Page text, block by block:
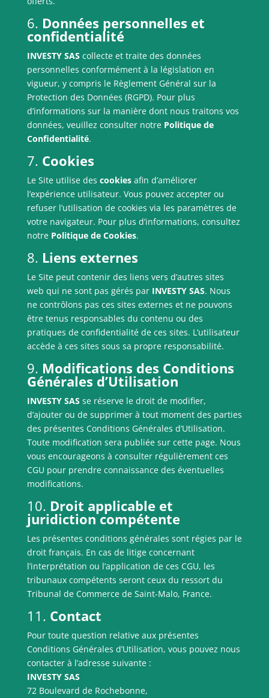
6. Données personnelles et
confidentialité
INVESTY SAScollecte et traite des données
personnelles conformément à la législation en
vigueur, y compris le Règlement Général sur la
Protection des Données (RGPD). Pour plus
d’informations sur la manière dont nous traitons vos
données, veuillez consulter notre Politique de
Confidentialité.
7. Cookies
Le Site utilise des cookiesafin d’améliorer
l’expérience utilisateur. Vous pouvez accepter ou
refuser l’utilisation de cookies via les paramètres de
votre navigateur. Pour plus d’informations, consultez
notre Politique de Cookies.
8. Liens externes
Le Site peut contenir des liens vers d’autres sites
web qui ne sont pas gérés par INVESTY SAS. Nous
ne contrôlons pas ces sites externes et ne pouvons
être tenus responsables du contenu ou des
pratiques de confidentialité de ces sites. L’utilisateur
accède à ces sites sous sa propre responsabilité.
9. Modifications des Conditions
Générales d’Utilisation
INVESTY SASse réserve le droit de modifier,
d’ajouter ou de supprimer à tout moment des parties
des présentes Conditions Générales d’Utilisation.
Toute modification sera publiée sur cette page. Nous
vous encourageons à consulter régulièrement ces
CGU pour prendre connaissance des éventuelles
modifications.
10. Droit applicable et
juridiction compétente
Les présentes conditions générales sont régies par le
droit français. En cas de litige concernant
l’interprétation ou l’application de ces CGU, les
tribunaux compétents seront ceux du ressort du
Tribunal de Commerce de Saint-Malo, France.
11. Contact
Pour toute question relative aux présentes
Conditions Générales d’Utilisation, vous pouvez nous
contacter à l’adresse suivante :
INVESTY SAS
72 Boulevard de Rochebonne,